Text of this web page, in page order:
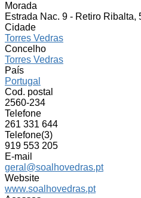
Morada
Estrada Nac. 9 - Retiro Ribalta,
Cidade
Torres Vedras
Concelho
Torres Vedras
País
Portugal
Cod. postal
2560-234
Telefone
261 331 644
Telefone(3)
919 553 205
E-mail
geral@soalhovedras.pt
Website
www.soalhovedras.pt